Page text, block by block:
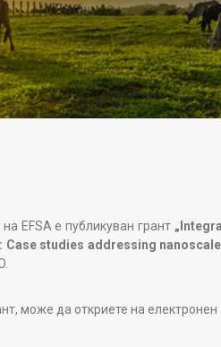
EFSA е публикуван грант
studies addressing
може да откриете на електронен